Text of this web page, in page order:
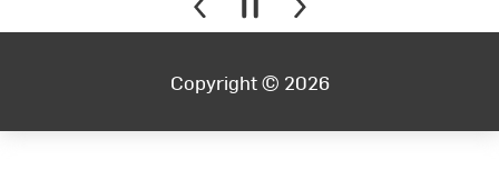
Copyright © 2026